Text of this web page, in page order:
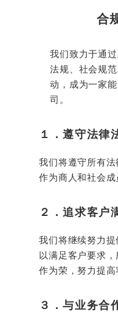
合
我们致力于通
法规、社会规
动，成为一家
司。
１．遵守法律
我们将遵守所有
作为商人和社会成
２．追求客户
我们将继续努力
以满足客户要求
作为荣，努力提高
３．与业务合